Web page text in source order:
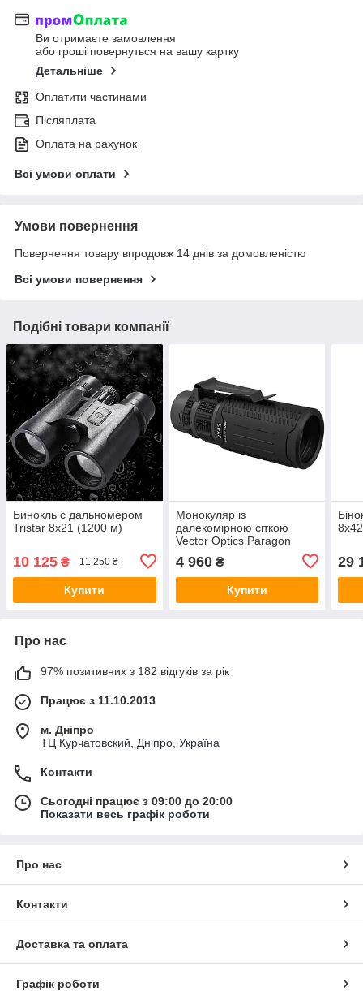
Ви отримаєте замовлення
або гроші повернуться на вашу картку
Детальніше
Оплатити частинами
Післяплата
Оплата на рахунок
Всі умови оплати
Умови повернення
Повернення товару впродовж 14 днів за домовленістю
Всі умови повернення
Подібні товари компанії
Бинокль с дальномером
Tristar 8x21 (1200 м)
10 125 ₴ 11 250 ₴
Купити
Монокуляр із
далекомірною сіткою
Vector Optics Paragon
4 960₴
Купити
8x42
29
Про нас
97% позитивних з 182 відгуків за рік
Працює з 11.10.2013
м. Дніпро
ТЦ Курчатовский, Дніпро, Україна
Контакти
Сьогодні працює з 09:00 до 20:00
Показати весь графік роботи
Про нас
Контакти
Доставка та оплата
Графік роботи